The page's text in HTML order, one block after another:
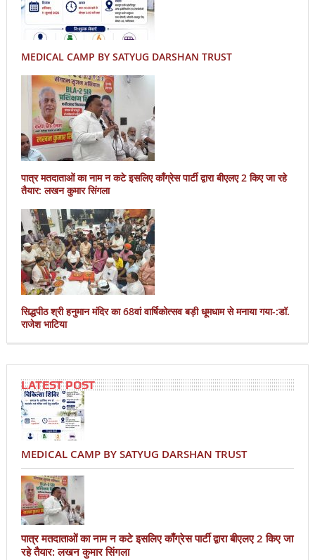
MEDICAL CAMP BY SATYUG DARSHAN TRUST
पात्र मतदाताओं का नाम न कटे इसलिए काँग्रेस पार्टी द्वारा बीएलए 2 किए जा रहे
तैयार: लखन कुमार सिंगला
सिद्धपीठ श्री हनुमान मंदिर का 68वां वार्षिकोत्सव बड़ी धूमधाम से मनाया गया-:डॉ.
राजेश भाटिया
LATEST POST
MEDICAL CAMP BY SATYUG DARSHAN TRUST
पात्र मतदाताओं का नाम न कटे इसलिए काँग्रेस पार्टी द्वारा बीएलए 2 किए जा
रहे तैयार: लखन कुमार सिंगला